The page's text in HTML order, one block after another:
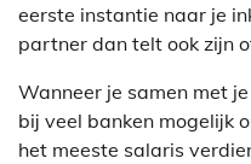
eerste instantie naar je
partner dan telt ook zijn
Wanneer je samen met
bij veel banken mogelijk
het meeste salaris